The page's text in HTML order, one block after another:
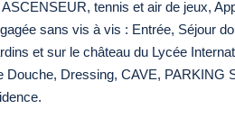
tennis et air de jeux,
sans vis à vis : Entrée, Séjour
et sur le château du Lycée
Douche, Dressing, CAVE,